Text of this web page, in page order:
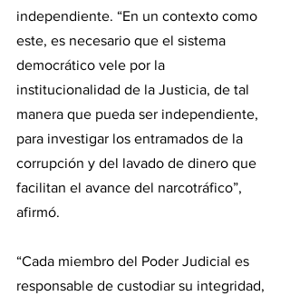
independiente. “En un contexto como
este, es necesario que el sistema
democrático vele por la
institucionalidad de la Justicia, de tal
manera que pueda ser independiente,
para investigar los entramados de la
corrupción y del lavado de dinero que
facilitan el avance del narcotráfico”,
afirmó.
“Cada miembro del Poder Judicial es
responsable de custodiar su integridad,